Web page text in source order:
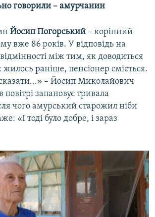
говорили – амурчанин
Йосип Погорський – корінний
вже 86 років. У відповідь на
між тим, як доводиться
жилось раніше, пенсіонер сміється.
– Йосип Миколайович
повітрі запановує тривала
чого амурський старожил ніби
«І тоді було добре, і зараз